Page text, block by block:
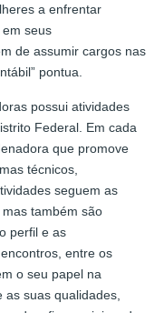
a enfrentar
seus
de assumir cargos nas
pontua.
possui atividades
Federal. Em cada
que promove
técnicos,
seguem as
também são
perfil e as
entre os
o seu papel na
suas qualidades,